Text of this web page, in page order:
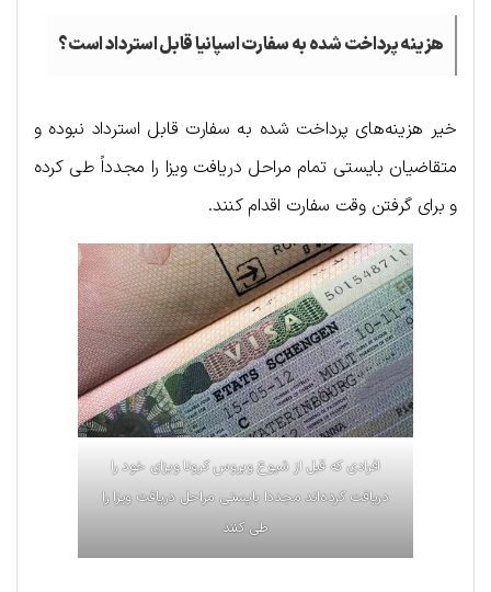
هزینه پرداخت شده به سفارت اسپانیا قابل استرداد است؟
خیر هزینه‌های پرداخت شده به سفارت قابل استرداد نبوده و
متقاضیان بایستی تمام مراحل دریافت ویزا را مجدداً طی کرده
و برای گرفتن وقت سفارت اقدام کنند.
افرادی که قبل از شیوع ویروس کرونا ویزای خود را
دریافت کرده‌اند مجددا بایستی مراحل دریافت ویزا را
طی کنند